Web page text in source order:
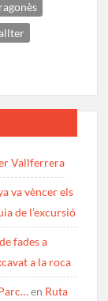
Vallferrera
va vèncer els
de l’excursió
fades a
a la roca
en Ruta